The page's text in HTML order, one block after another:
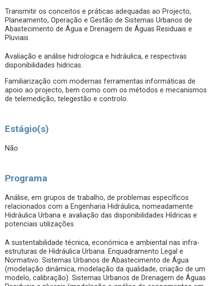
Transmitir os conceitos e práticas adequadas ao Projecto,
Planeamento, Operação e Gestão de Sistemas Urbanos de
Abastecimento de Água e Drenagem de Águas Residuais e
Pluviais.
Avaliação e análise hidrologica e hidráulica, e respectivas
disponibilidades hidricas.
Familiarização com modernas ferramentas informáticas de
apoio ao projecto, bem como com os métodos e mecanismos
de telemedição, telegestão e controlo.
Estágio(s)
Não
Programa
Análise, em grupos de trabalho, de problemas específicos
relacionados com a Engenharia Hidráulica, nomeadamente
Hidráulica Urbana e avaliação das disponibilidades Hídricas e
potenciais utilizações.
A sustentabilidade técnica, económica e ambiental nas infra-
estruturas de Hidráulica Urbana. Enquadramento Legal e
Normativo. Sistemas Urbanos de Abastecimento de Água
(modelação dinâmica, modelação da qualidade, criação de um
modelo, calibração). Sistemas Urbanos de Drenagem de Águas